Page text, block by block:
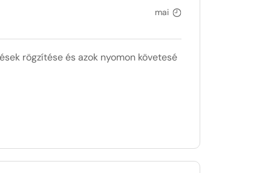
mai
rögzítése és azok nyomon követesé